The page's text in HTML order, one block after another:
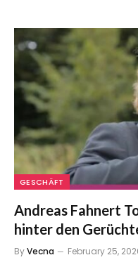
GESCHÄFT
Andreas Fahnert
hinter den
ByVecna February 25,